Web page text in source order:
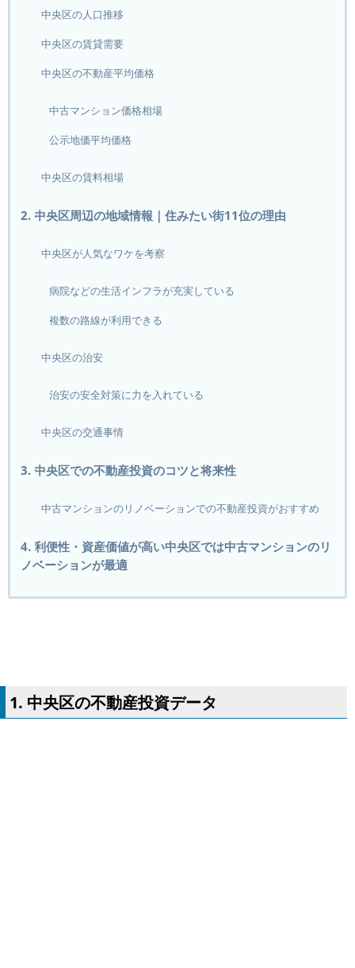
中央区の人口推移
中央区の賃貸需要
中央区の不動産平均価格
中古マンション価格相場
公示地価平均価格
中央区の賃料相場
2. 中央区周辺の地域情報｜住みたい街11位の理由
中央区が人気なワケを考察
病院などの生活インフラが充実している
複数の路線が利用できる
中央区の治安
治安の安全対策に力を入れている
中央区の交通事情
3. 中央区での不動産投資のコツと将来性
中古マンションのリノベーションでの不動産投資がおすすめ
4. 利便性・資産価値が高い中央区では中古マンションのリ
ノベーションが最適
1. 中央区の不動産投資データ